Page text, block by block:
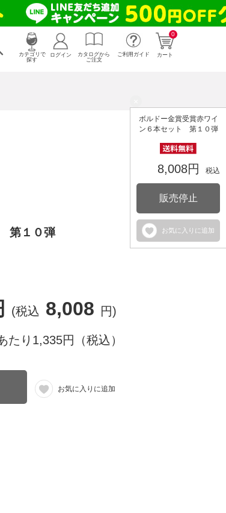
カテゴリで
探す
0
カート
ログイン
カタログから
ご注文
ご利用ガイド
ボルドー金賞受賞赤ワイ
ン６本セット 第１０弾
8,008円 税込
販売停止
お気に入りに追加
第１０弾
(税込 8,008 円)
たり1,335円（税込）
お気に入りに追加